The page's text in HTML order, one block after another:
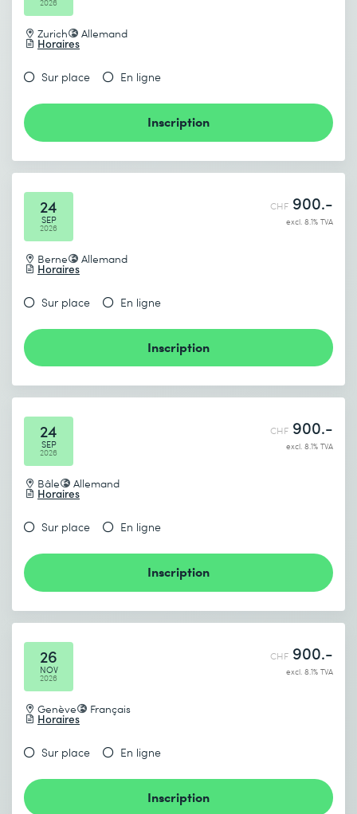
2026
Zurich Allemand
Horaires
Sur place En ligne
Inscription
24
SEP
2026
Berne Allemand
Horaires
CHF 900.-
excl. 8.1% TVA
Sur place En ligne
Inscription
24
SEP
2026
Bâle Allemand
Horaires
CHF 900.-
excl. 8.1% TVA
Sur place En ligne
Inscription
26
NOV
2026
Genève Français
Horaires
CHF 900.-
excl. 8.1% TVA
Sur place En ligne
Inscription